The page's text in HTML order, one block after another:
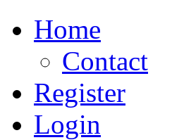
Home
Contact
Register
Login